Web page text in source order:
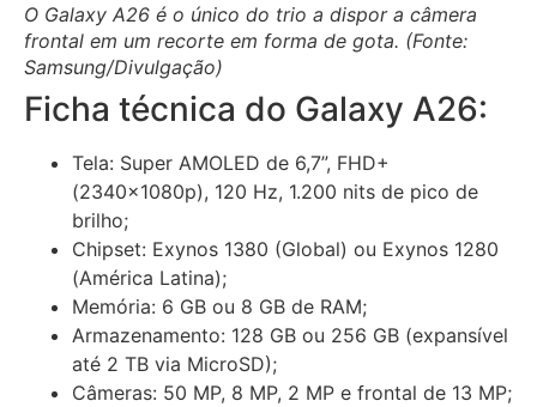
O Galaxy A26 é o único do trio a dispor a câmera
frontal em um recorte em forma de gota. (Fonte:
Samsung/Divulgação)
Ficha técnica do Galaxy A26:
Tela: Super AMOLED de 6,7”, FHD+
(2340x1080p), 120 Hz, 1.200 nits de pico de
brilho;
Chipset: Exynos 1380 (Global) ou Exynos 1280
(América Latina);
Memória: 6 GB ou 8 GB de RAM;
Armazenamento: 128 GB ou 256 GB (expansível
até 2 TB via MicroSD);
Câmeras: 50 MP, 8 MP, 2 MP e frontal de 13 MP;